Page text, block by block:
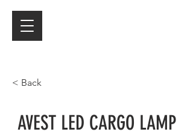
< Back
AVEST LED CARGO LAMP